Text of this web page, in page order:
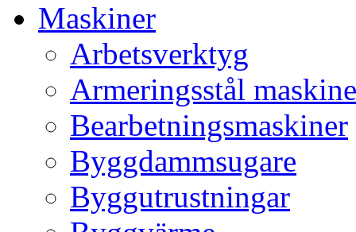
Maskiner
Arbetsverktyg
Armeringsstål
Bearbetningsmaskiner
Byggdammsugare
Byggutrustningar